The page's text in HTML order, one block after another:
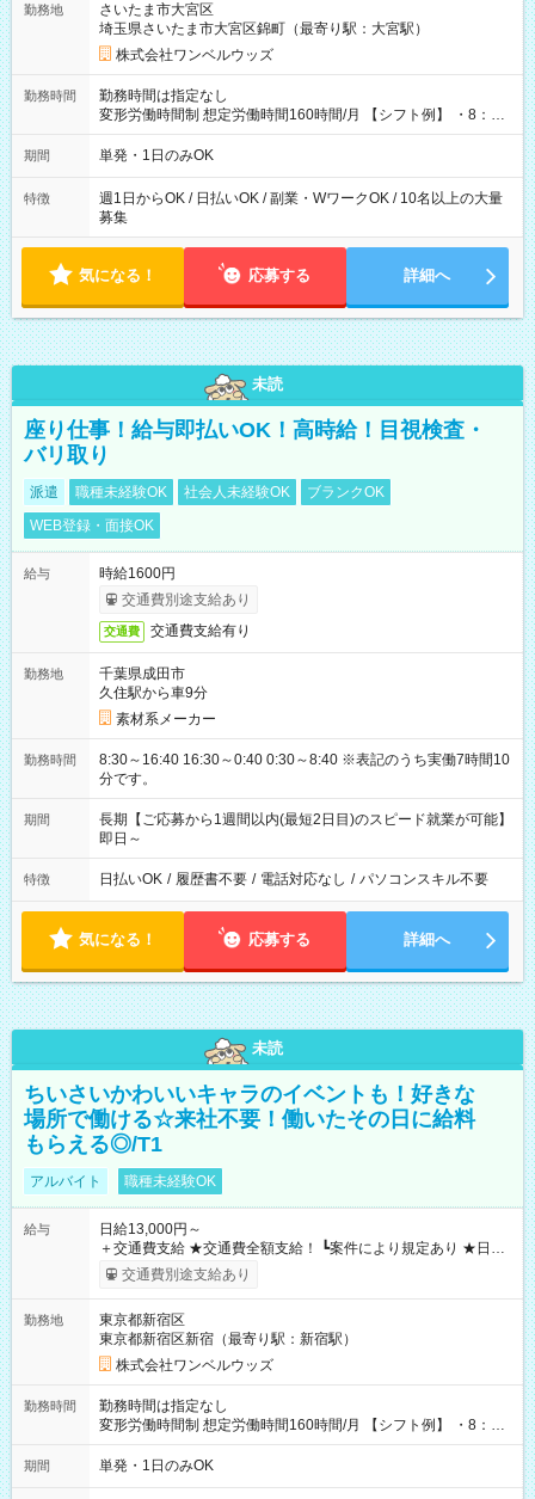
勤務地
さいたま市大宮区
埼玉県さいたま市大宮区錦町（最寄り駅：大宮駅）
株式会社ワンベルウッズ
勤務時間
勤務時間は指定なし
変形労働時間制 想定労働時間160時間/月 【シフト例】 ・8：00
～21：00
期間 単発・1日のみOK
特徴
週1日からOK / 日払いOK / 副業・WワークOK / 10名以上の大量
募集
気になる！ 応募する 詳細へ
未読
座り仕事！給与即払いOK！高時給！目視検査・
バリ取り
派遣 職種未経験OK 社会人未経験OK
ブランクOK
WEB登録・面接OK
給与
時給1600円
交通費別途支給あり
交通費 交通費支給有り
勤務地
千葉県成田市
久住駅から車9分
素材系メーカー
勤務時間
8:30～16:40 16:30～0:40 0:30～8:40 ※表記のうち実働7時間10
分です。
期間
長期【ご応募から1週間以内(最短2日目)のスピード就業が可能】
即日～
特徴 日払いOK / 履歴書不要 / 電話対応なし / パソコンスキル不要
気になる！ 応募する 詳細へ
未読
ちいさいかわいいキャラのイベントも！好きな
場所で働ける☆来社不要！働いたその日に給料
もらえる◎/T1
アルバイト 職種未経験OK
給与
日給13,000円～
＋交通費支給 ★交通費全額支給！ ┗案件により規定あり ★日払
いOK！（規定あり） ┗働いたその日に現金GET♪ お仕事後はコ
ンビニATMから 日払い分を引き落とせます！ 【試用期間】試
交通費別途支給あり
勤務地
東京都新宿区
東京都新宿区新宿（最寄り駅：新宿駅）
株式会社ワンベルウッズ
勤務時間
勤務時間は指定なし
変形労働時間制 想定労働時間160時間/月 【シフト例】 ・8：00
～21：00
期間 単発・1日のみOK